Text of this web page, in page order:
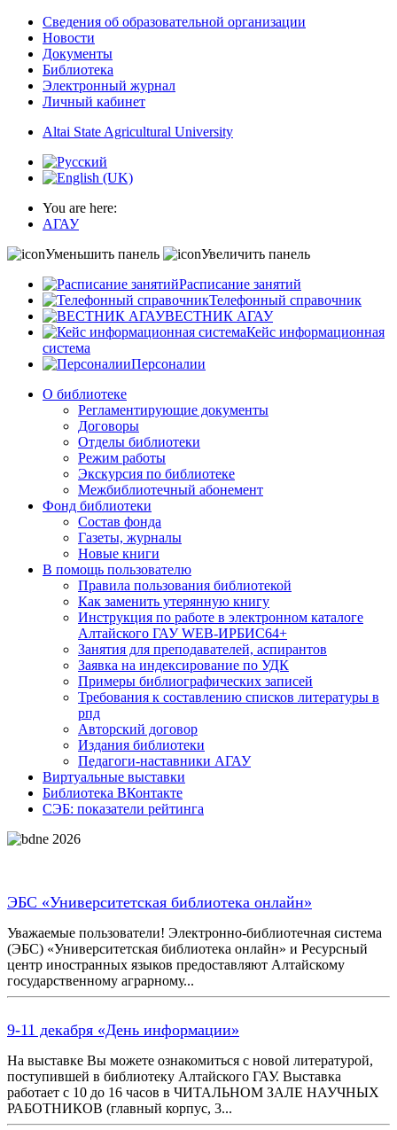
Сведения об образовательной организации
Новости
Документы
Библиотека
Электронный журнал
Личный кабинет
Altai State Agricultural University
You are here:
АГАУ
Уменьшить панель
Увеличить панель
Расписание занятий
Телефонный справочник
ВЕСТНИК АГАУ
Кейс информационная
система
Персоналии
О библиотеке
Регламентирующие документы
Договоры
Отделы библиотеки
Режим работы
Экскурсия по библиотеке
Межбиблиотечный абонемент
Фонд библиотеки
Состав фонда
Газеты, журналы
Новые книги
В помощь пользователю
Правила пользования библиотекой
Как заменить утерянную книгу
Инструкция по работе в электронном каталоге
Алтайского ГАУ WEB-ИРБИС64+
Занятия для преподавателей, аспирантов
Заявка на индексирование по УДК
Примеры библиографических записей
Требования к составлению списков литературы в
рпд
Авторский договор
Издания библиотеки
Педагоги-наставники АГАУ
Виртуальные выставки
Библиотека ВКонтакте
СЭБ: показатели рейтинга
ЭБС «Университетская библиотека онлайн»
Уважаемые пользователи! Электронно-библиотечная система
(ЭБС) «Университетская библиотека онлайн» и Ресурсный
центр иностранных языков предоставляют Алтайскому
государственному аграрному...
9-11 декабря «День информации»
На выставке Вы можете ознакомиться с новой литературой,
поступившей в библиотеку Алтайского ГАУ. Выставка
работает с 10 до 16 часов в ЧИТАЛЬНОМ ЗАЛЕ НАУЧНЫХ
РАБОТНИКОВ (главный корпус, 3...